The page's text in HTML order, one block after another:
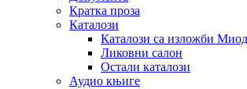
Кратка проза
Каталози
Каталози са изложби
Ликовни салон
Остали каталози
Аудио књиге